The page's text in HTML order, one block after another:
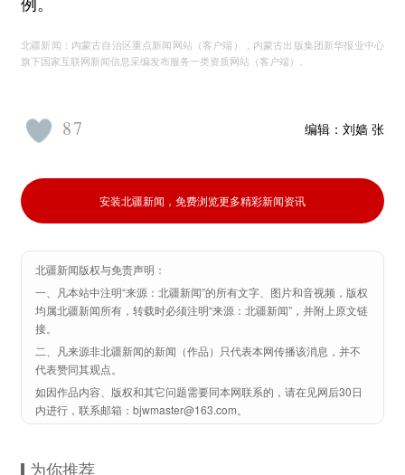
例。
北疆新闻：内蒙古自治区重点新闻网站（客户端），内蒙古出版集团新华报业中心
旗下国家互联网新闻信息采编发布服务一类资质网站（客户端）。
编辑： 刘嫱 张
87
安装北疆新闻，免费浏览更多精彩新闻资讯
北疆新闻版权与免责声明：
一、凡本站中注明“来源：北疆新闻”的所有文字、图片和音视频，版权
均属北疆新闻所有，转载时必须注明“来源：北疆新闻”，并附上原文链
接。
二、凡来源非北疆新闻的新闻（作品）只代表本网传播该消息，并不
代表赞同其观点。
如因作品内容、版权和其它问题需要同本网联系的，请在见网后30日
内进行，联系邮箱：bjwmaster@163.com。
为你推荐